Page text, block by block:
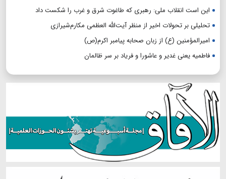
این است انقلاب ملی: رهبری که طاغوت شرق و غرب را شکست داد
تحلیلی بر تحولات اخیر از منظر آیت‌الله العظمی مکارم‌شیرازی
امیرالمؤمنین (ع) از زبان صحابه پیامبر اکرم(ص)
فاطمیه یعنی غدیر و عاشورا و فریاد بر سر ظالمان